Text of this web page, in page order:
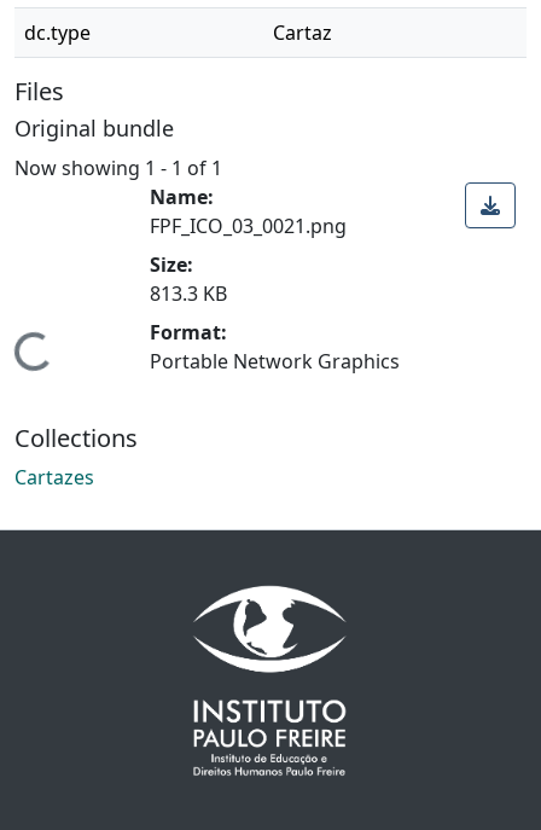
dc.type
Cartaz
Files
Original bundle
Now showing 1 - 1 of 1
Loading...
Name:
FPF_ICO_03_0021.png
Size:
813.3 KB
Format:
Portable Network Graphics
Collections
Cartazes